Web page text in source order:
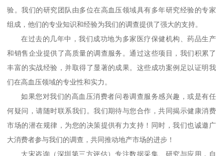
验。我们的研究团队由多位在高血压领域具有多年研究经验的专家
组成，他们的专业知识和经验为我们的调查提供了强大的支持。
在过去的几年中，我们成功地为多家医疗保健机构、药品生产
和销售企业提供了高质量的调查服务。通过这些项目，我们积累了
丰富的实战经验，并取得了显著的成果。这些成功案例足以证明我
们在高血压领域的专业性和实力。
如果您对我们的高血压消费者问卷调查服务感兴趣，或是有任
何疑问，请随时联系我们。我们期待与您合作，共同揭示健康消费
市场的潜在规律，为您的决策提供有力支持！同时，我们也诚邀广
大消费者参与我们的调查，共同推动地产市场的进步！
大宋咨询 （深圳第三方评估）专注数据采集、研究与应用，自